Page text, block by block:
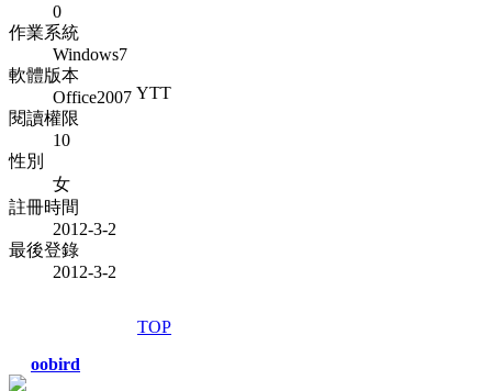
0
作業系統
Windows7
軟體版本
Office2007
閱讀權限
10
性別
女
註冊時間
2012-3-2
最後登錄
2012-3-2
YTT
TOP
oobird